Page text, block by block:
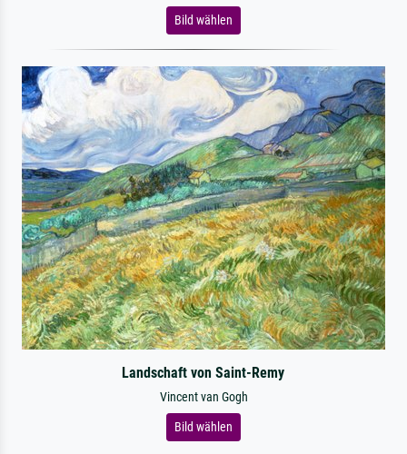
Bild wählen
Landschaft von Saint-Remy
Vincent van Gogh
Bild wählen